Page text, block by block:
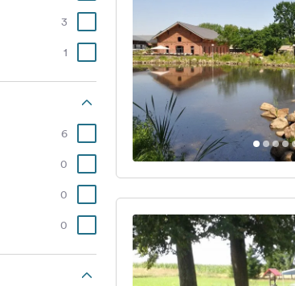
3
1
6
0
0
0